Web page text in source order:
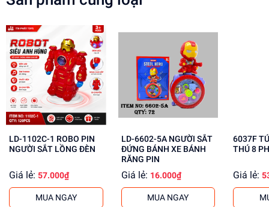
Lợi Ích Phát Triển
Phát triển tư duy sáng tạo, kỹ năng giải quyết vấn đề
Rèn luyện kỹ năng phối hợp, làm việc nhóm
Tăng cường khả năng quan sát, phân tích
Mua ngay đồ chơi lắp ráp tại Dochoitinphat.com
tôi cung cấp giá sỉ cho khách buôn. Liên hệ ngay để biết
thêm thông tin!
LD-1102C-1 ROBO PIN
NGƯỜI SẮT LỒNG ĐÈN
Giá lẻ: 57.000₫
MUA NGAY
LD-6602-5A NGƯỜI SẮT
ĐỨNG BÁNH XE BÁNH
RĂNG PIN
Giá lẻ: 16.000₫
MUA NGAY
6037F
THÚ 8
Giá lẻ: